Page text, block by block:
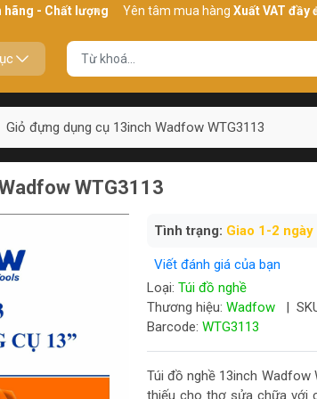
lượng Yên tâm mua hàngXuất VAT đầy đủ Địa
Giỏ đựng dụng cụ 13inch Wadfow WTG3113
WTG3113
Tình trạng: Giao 1-2 ngày
Viết đánh giá của bạn
Loại: Túi đồ nghề
Thương hiệu: Wadfow |
Barcode: WTG3113
Túi đồ nghề 13inch Wadfow
thiếu cho thợ sửa chữa với